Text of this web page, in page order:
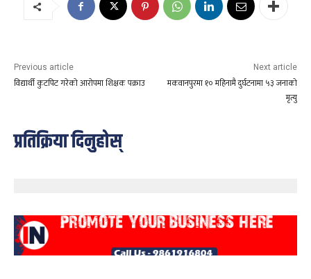
Previous article
विद्यार्थी कुटपिट गरेको आरोपमा शिक्षक पक्राउ
Next article
मकवानपुरमा १० महिनामै दुर्घटनामा ५३ जनाको
मृत्यु
प्रतिक्रिया दिनुहोस्